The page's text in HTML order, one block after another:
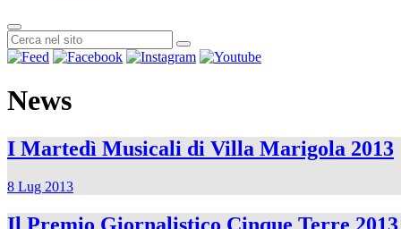
News
I Martedì Musicali di Villa Marigola 2013
8 Lug 2013
Il Premio Giornalistico Cinque Terre 2013